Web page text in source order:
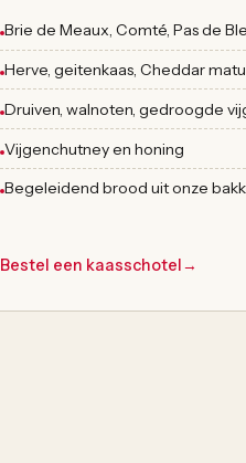
Brie de Meaux, Comté, Pas de
Herve, geitenkaas, Cheddar
Druiven, walnoten, gedroogde
Vijgenchutney en honing
Begeleidend brood uit onze
Bestel een kaasschotel→